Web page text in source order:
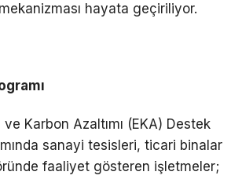
hayata geçiriliyor.
ve Karbon Azaltımı (EKA) Destek
sanayi tesisleri, ticari binalar
faaliyet gösteren işletmeler;